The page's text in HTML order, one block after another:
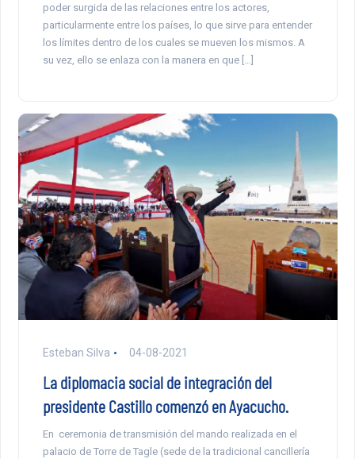
poder surgida de las relaciones entre los actores,
particularmente entre los países, lo que sirve para entender
los límites dentro de los cuales se mueven los mismos. A
su vez, ello se enlaza con la manera en que […]
Esteban Silva 04-08-2021
La diplomacia social de integración del
presidente Castillo comenzó en Ayacucho.
En ceremonia de transmisión del mando realizada en el
palacio de Torre de Tagle (sede de la tradicional cancillería